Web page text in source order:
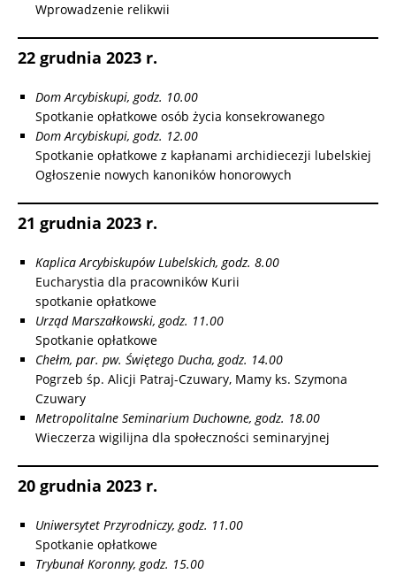
Wprowadzenie relikwii
22 grudnia 2023 r.
Dom Arcybiskupi, godz. 10.00
Spotkanie opłatkowe osób życia konsekrowanego
Dom Arcybiskupi, godz. 12.00
Spotkanie opłatkowe z kapłanami archidiecezji lubelskiej
Ogłoszenie nowych kanoników honorowych
21 grudnia 2023 r.
Kaplica Arcybiskupów Lubelskich, godz. 8.00
Eucharystia dla pracowników Kurii
spotkanie opłatkowe
Urząd Marszałkowski, godz. 11.00
Spotkanie opłatkowe
Chełm, par. pw. Świętego Ducha, godz. 14.00
Pogrzeb śp. Alicji Patraj-Czuwary, Mamy ks. Szymona
Czuwary
Metropolitalne Seminarium Duchowne, godz. 18.00
Wieczerza wigilijna dla społeczności seminaryjnej
20 grudnia 2023 r.
Uniwersytet Przyrodniczy, godz. 11.00
Spotkanie opłatkowe
Trybunał Koronny, godz. 15.00